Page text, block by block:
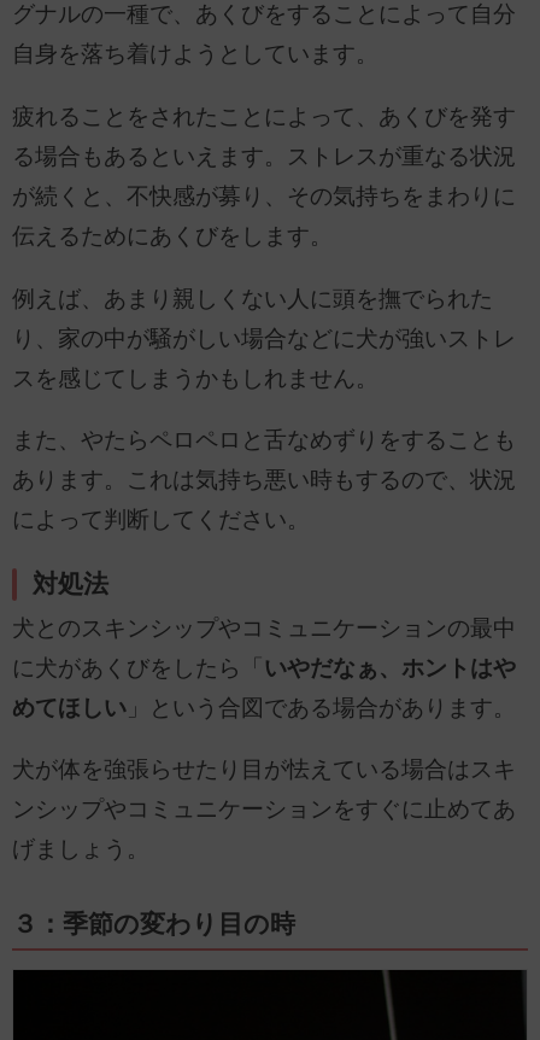
グナルの一種で、あくびをすることによって自分
自身を落ち着けようとしています。
疲れることをされたことによって、あくびを発す
る場合もあるといえます。ストレスが重なる状況
が続くと、不快感が募り、その気持ちをまわりに
伝えるためにあくびをします。
例えば、あまり親しくない人に頭を撫でられた
り、家の中が騒がしい場合などに犬が強いストレ
スを感じてしまうかもしれません。
また、やたらペロペロと舌なめずりをすることも
あります。これは気持ち悪い時もするので、状況
によって判断してください。
対処法
犬とのスキンシップやコミュニケーションの最中
に犬があくびをしたら「 いやだなぁ、ホントはや
めてほしい 」という合図である場合があります。
犬が体を強張らせたり目が怯えている場合はスキ
ンシップやコミュニケーションをすぐに止めてあ
げましょう。
３：季節の変わり目の時